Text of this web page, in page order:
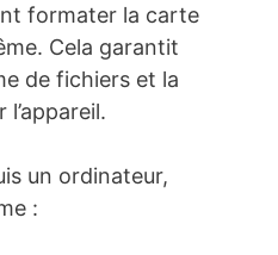
formater la carte
Cela garantit
de fichiers et la
un ordinateur,
: